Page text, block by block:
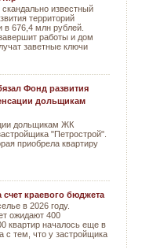
известный
территорий
в 676,4 млн рублей.
работы и дом
заветные ключи
Фонд развития
дольщикам
дольщикам ЖК
"Петрострой".
приобрела квартиру
краевого бюджета
в 2026 году.
ожидают 400
квартир началось еще в
с тем, что у застройщика